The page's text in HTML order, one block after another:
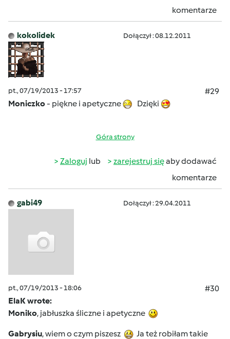
komentarze
kokolidek Dołączył : 08.12.2011
pt., 07/19/2013 - 17:57
#29
Moniczko- piękne i apetyczne Dzięki
Góra strony
Zaloguj lub zarejestruj sięaby dodawać
komentarze
gabi49 Dołączył : 29.04.2011
pt., 07/19/2013 - 18:06
#30
ElaK wrote:
Moniko, jabłuszka śliczne i apetyczne
Gabrysiu, wiem o czym piszesz
Ja też robiłam takie